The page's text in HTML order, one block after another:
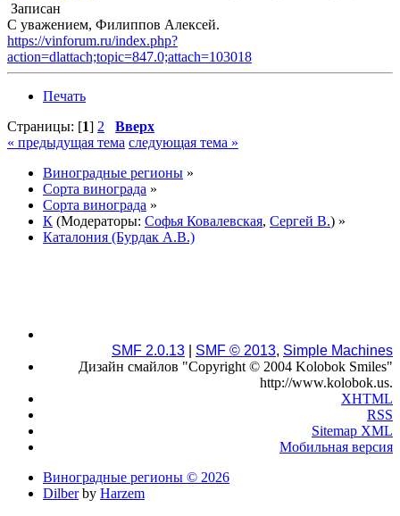
Записан
С уважением, Филиппов Алексей.
https://vinforum.ru/index.php?
action=dlattach;topic=847.0;attach=103018
Печать
Страницы: [1] 2
Вверх
« предыдущая тема следующая тема »
Виноградные регионы »
Сорта винограда »
Сорта винограда »
К (Модераторы: Софья Ковалевская, Сергей В.) »
Каталония (Бурдак А.В.)
SMF 2.0.13 SMF © 2013, Simple Machines
Дизайн смайлов "Copyright © 2004 Kolobok Smiles"
http://www.kolobok.us.
XHTML
RSS
Sitemap XML
Мобильная версия
Виноградные регионы © 2026
Dilberby Harzem